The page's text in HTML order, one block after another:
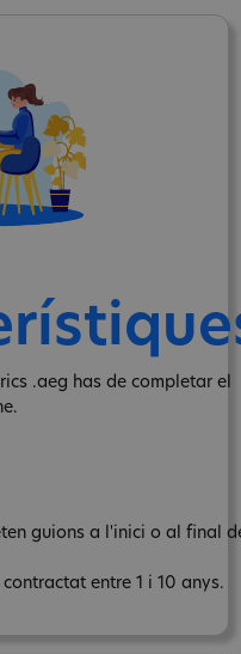
.aeg has de completar el
guions a l'inici o al final
entre 1 i 10 anys.